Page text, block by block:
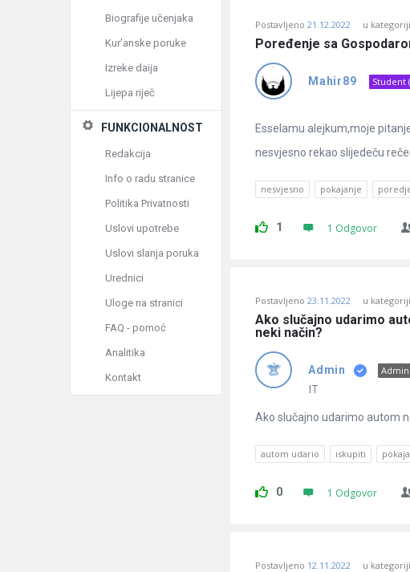
Postavljeno 21.12.2022 u
Poređenje sa
Mahir89 Student
Esselamu alejkum,moje
nesvjesno rekao slijedeču
nesvjesno pokajanje
1 1 Odgovor
Postavljeno 23.11.2022 u
Ako slučajno udarimo
neki način?
Admin Admin
IT
Ako slučajno udarimo autom
autom udario iskupiti
0 1 Odgovor
Postavljeno 12.11.2022 u
Biografije učenjaka
Kur'anske poruke
Izreke daija
Lijepa riječ
FUNKCIONALNOST
Redakcija
Info o radu stranice
Politika Privatnosti
Uslovi upotrebe
Uslovi slanja poruka
Urednici
Uloge na stranici
FAQ - pomoć
Analitika
Kontakt